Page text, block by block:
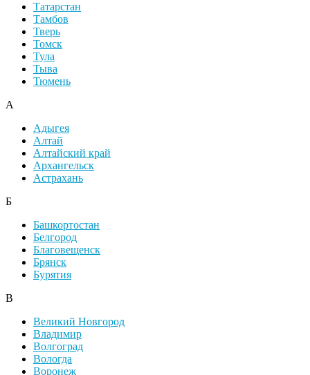
Татарстан
Тамбов
Тверь
Томск
Тула
Тыва
Тюмень
А
Адыгея
Алтай
Алтайский край
Архангельск
Астрахань
Б
Башкортостан
Белгород
Благовещенск
Брянск
Бурятия
В
Великий Новгород
Владимир
Волгоград
Вологда
Воронеж